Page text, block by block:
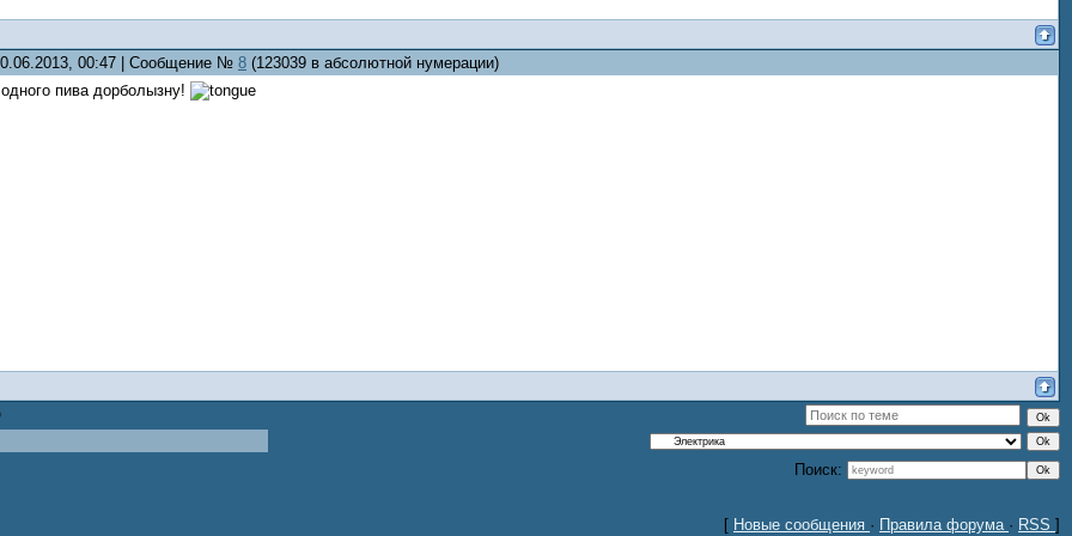
00:47 | Сообщение № 8 (123039 в абсолютной нумерации)
пива дорболызну!
Поиск:
[ Новые сообщения · Правила форума · RSS ]